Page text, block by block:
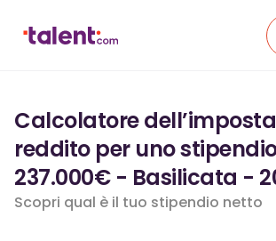
Calcolatore
reddito per uno
237.000€ - Basilicata -
Scopri qual è il tuo stipendio netto